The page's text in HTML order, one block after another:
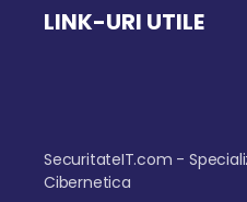
LINK-URI UTILE
SecuritateIT.com -
Cibernetica